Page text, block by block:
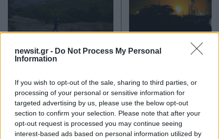
newsit.gr - Do Not Process My Personal
Information
If you wish to opt-out of the sale, sharing to third parties, or
processing of your personal or sensitive information for
targeted advertising by us, please use the below opt-out
section to confirm your selection. Please note that after your
opt-out request is processed you may continue seeing
interest-based ads based on personal information utilized by
Σχόλια
για φωτιές η χώρα και τη
Δευτέρα: Στα 9 μποφόρ οι
Οι Χούθι ανέλαβαν
ευθύνη για την